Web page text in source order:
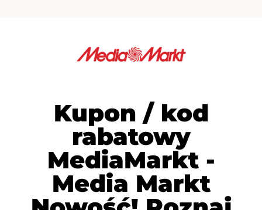
Kupon / kod
rabatowy
MediaMarkt -
Media Markt